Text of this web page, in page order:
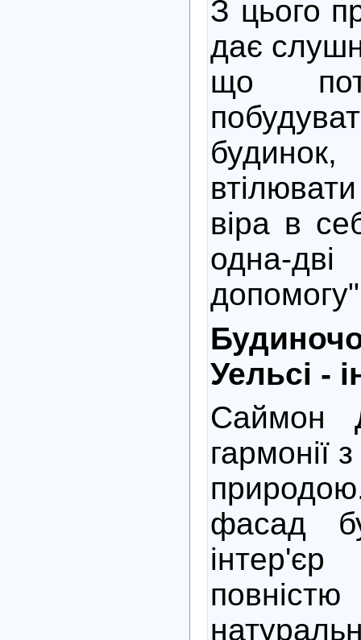
З цього
дає
що
віра в
одна-
Уельсі -
Саймон
гармонії
фасад